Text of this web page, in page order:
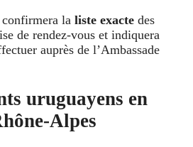
la liste exacte des
de rendez-vous et indiquera
auprès de l’Ambassade
uruguayens en
Alpes